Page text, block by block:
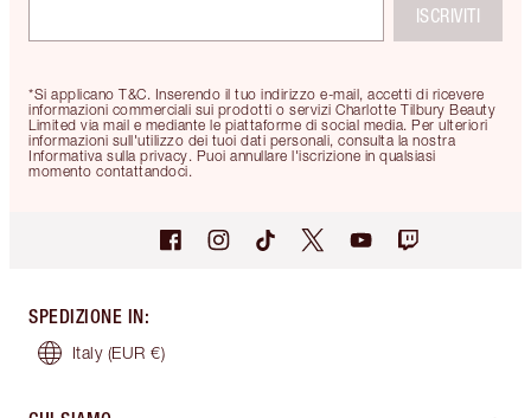
*Si applicano T&C. Inserendo il tuo indirizzo e-mail, accetti di ricevere
informazioni commerciali sui prodotti o servizi Charlotte Tilbury Beauty
Limited via mail e mediante le piattaforme di social media. Per ulteriori
informazioni sull'utilizzo dei tuoi dati personali, consulta la nostra
Informativa sulla privacy. Puoi annullare l'iscrizione in qualsiasi
momento contattandoci.
ISCRIVITI
SPEDIZIONE IN:
Italy (EUR €)